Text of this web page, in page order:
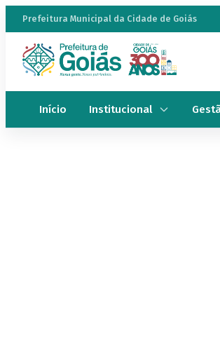
Prefeitura Municipal da Cidade de Goiás
Início Institucional